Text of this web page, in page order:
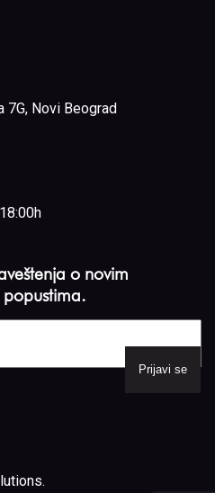
7G, Novi Beograd
o novim
.